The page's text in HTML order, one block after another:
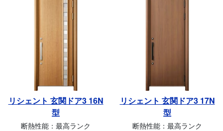
リシェント 玄関ドア3 16N
型
断熱性能：最高ランク
リシェント 玄関ドア3 17N
型
断熱性能：最高ランク